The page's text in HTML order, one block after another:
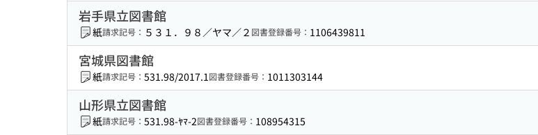
岩手県立図書館
紙請求記号： ５３１．９８／ヤマ／２ 図書登録番号： 1106439811
宮城県図書館
紙請求記号： 531.98/2017.1図書登録番号： 1011303144
山形県立図書館
紙請求記号： 531.98-ﾔﾏ-2図書登録番号： 108954315